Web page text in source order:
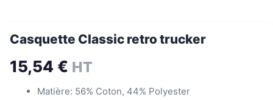
Casquette Classic retro trucker
15,54 € HT
Matière: 56% Coton, 44% Polyester